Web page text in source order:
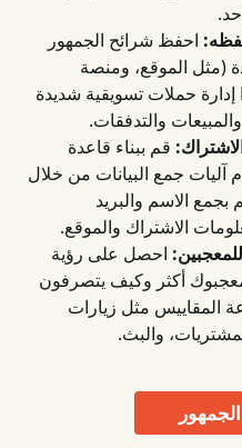
احفظ شرائح الجمهور
(مثل الموقع، ومنصة
إدارة حملات تسويقية شديدة
والتدفقات.
قم ببناء قاعدة
آليات جمع البيانات من خلال
الاسم والبريد
الاشتراك والموقع.
احصل على رؤية
أكثر وكيف يتصرفون
المقاييس مثل زيارات
والبث.